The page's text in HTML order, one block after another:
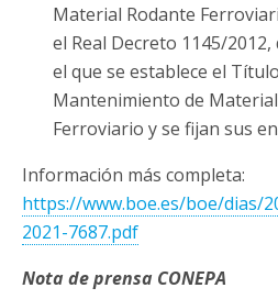
Material Rodante
el Real Decreto 1145/
el que se establece el
Mantenimiento de
Ferroviario y se fijan sus
Información más completa:
https://www.boe.es/boe/dias/
2021-7687.pdf
Nota de prensa CONEPA